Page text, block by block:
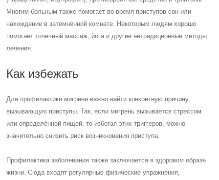
Многим больным также помогает во время приступов сон или
нахождение в затемнённой комнате. Некоторым людям хорошо
помогает точечный массаж, йога и другие нетрадиционные методы
лечения.
Как избежать
Для профилактики мигрени важно найти конкретную причину,
вызывающую приступы. Так, если мигрень вызывается стрессом
или определённой пищей, то избегая этих триггеров, можно
значительно снизить риск возникновения приступа.
Профилактика заболевания также заключается в здоровом образе
жизни. Сюда входят регулярные физические упражнения,